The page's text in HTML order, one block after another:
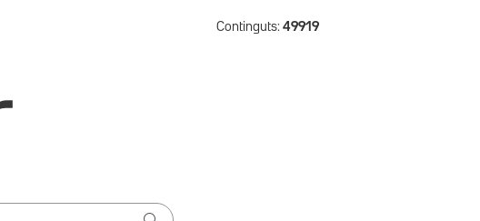
Continguts: 49919